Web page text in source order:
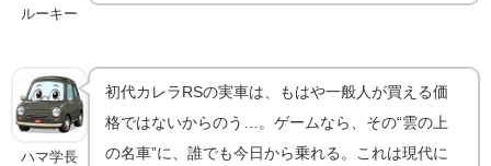
ルーキー
ハマ学長
初代カレラRSの実車は、もはや一般人が買える価
格ではないからのう…。ゲームなら、その“雲の上
の名車”に、誰でも今日から乗れる。これは現代に